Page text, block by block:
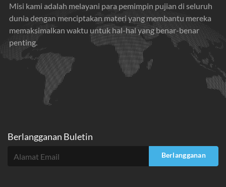
Misi kami adalah melayani para pemimpin pujian di seluruh
dunia dengan menciptakan materi yang membantu mereka
memaksimalkan waktu untuk hal-hal yang benar-benar
penting.
Berlangganan Buletin
Berlangganan